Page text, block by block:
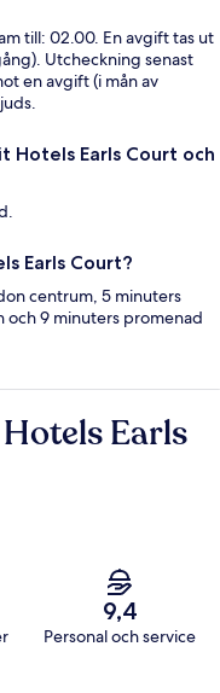
till: 02.00. En avgift tas ut
Utcheckning senast
en avgift (i mån av
Hotels Earls Court och
Earls Court?
centrum, 5 minuters
och 9 minuters promenad
Earls
9,4
Personal och service